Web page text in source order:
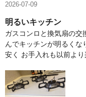
2026-07-09
明るいキッチン
ガスコンロと換気扇の交
んでキッチンが明るくな
安く お手入れも以前より